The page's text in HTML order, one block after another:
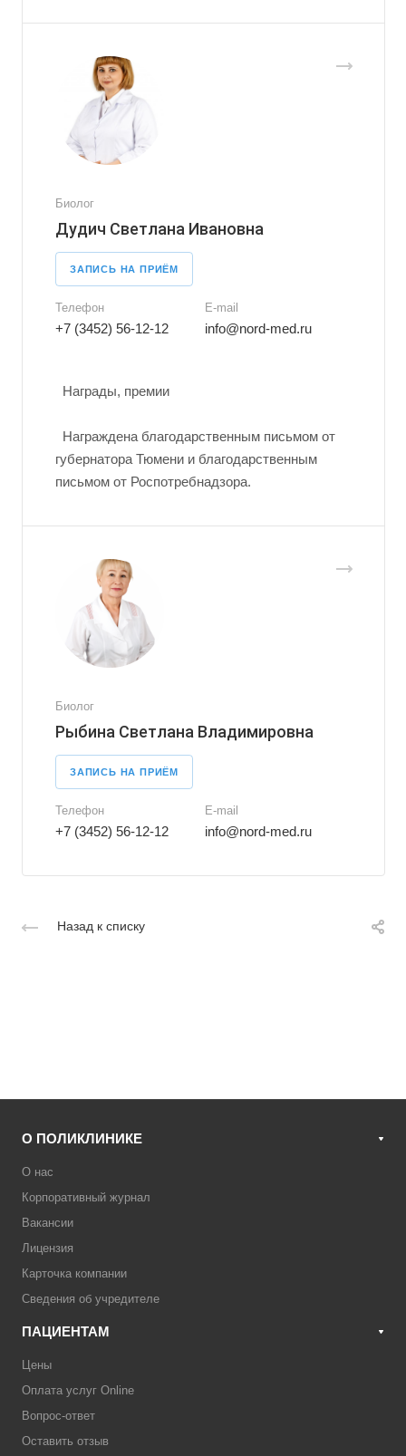
Биолог
Дудич Светлана Ивановна
ЗАПИСЬ НА ПРИЁМ
Телефон
+7 (3452) 56-12-12
E-mail
info@nord-med.ru
Награды, премии
Награждена благодарственным письмом от
губернатора Тюмени и благодарственным
письмом от Роспотребнадзора.
Биолог
Рыбина Светлана Владимировна
ЗАПИСЬ НА ПРИЁМ
Телефон
+7 (3452) 56-12-12
E-mail
info@nord-med.ru
Назад к списку
О ПОЛИКЛИНИКЕ
О нас
Корпоративный журнал
Вакансии
Лицензия
Карточка компании
Сведения об учредителе
ПАЦИЕНТАМ
Цены
Оплата услуг Online
Вопрос-ответ
Оставить отзыв